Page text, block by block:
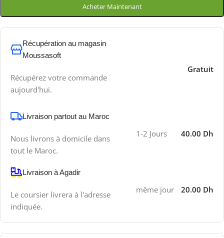
Acheter Maintenant
Récupération au magasin
Moussasoft
Récupérez votre commande
aujourd'hui.
Gratuit
Livraison partout au Maroc
Nous livrons à domicile dans
tout le Maroc.
1-2 Jours 40.00 Dh
Livraison à Agadir
Le coursier livrera à l'adresse
indiquée.
même jour 20.00 Dh